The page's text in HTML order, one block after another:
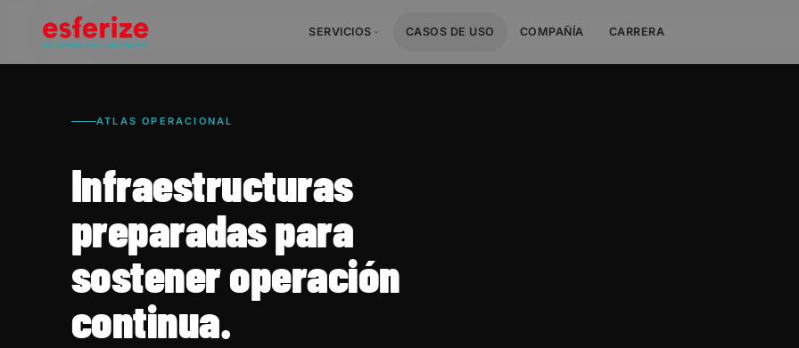
SERVICIOS CASOS DE USO COMPAÑÍA CARRERA
ATLAS OPERACIONAL
Infraestructuras
preparadas para
sostener operación
continua.